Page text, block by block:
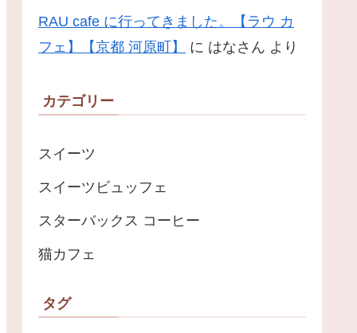
RAU cafe に行ってきました。【ラウ カ
フェ】【京都 河原町】
に はなさん より
カテゴリー
スイーツ
スイーツビュッフェ
スターバックス コーヒー
猫カフェ
タグ